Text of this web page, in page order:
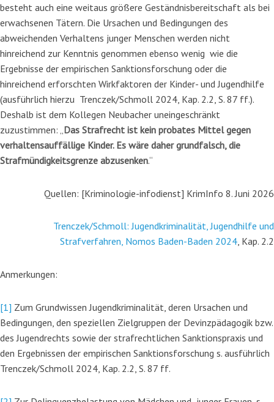
besteht auch eine weitaus größere Geständnisbereitschaft als bei
erwachsenen Tätern. Die Ursachen und Bedingungen des
abweichenden Verhaltens junger Menschen werden nicht
hinreichend zur Kenntnis genommen ebenso wenig wie die
Ergebnisse der empirischen Sanktionsforschung oder die
hinreichend erforschten Wirkfaktoren der Kinder- und Jugendhilfe
(ausführlich hierzu Trenczek/Schmoll 2024, Kap. 2.2, S. 87 ff.).
Deshalb ist dem Kollegen Neubacher uneingeschränkt
zuzustimmen: „ Das Strafrecht ist kein probates Mittel gegen
verhaltensauffällige Kinder. Es wäre daher grundfalsch, die
Strafmündigkeitsgrenze abzusenken.“
Quellen: [Kriminologie-infodienst] KrimInfo 8. Juni 2026
Trenczek/Schmoll: Jugendkriminalität, Jugendhilfe und
Strafverfahren, Nomos Baden-Baden 2024, Kap. 2.2
Anmerkungen:
[1] Zum Grundwissen Jugendkriminalität, deren Ursachen und
Bedingungen, den speziellen Zielgruppen der Devinzpädagogik bzw.
des Jugendrechts sowie der strafrechtlichen Sanktionspraxis und
den Ergebnissen der empirischen Sanktionsforschung s. ausführlich
Trenczek/Schmoll 2024, Kap. 2.2, S. 87 ff.